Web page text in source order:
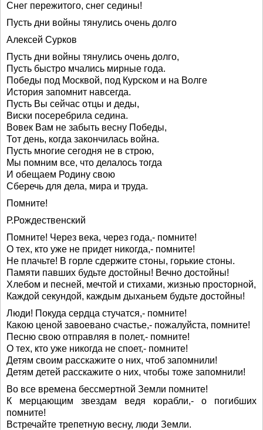
Снег пережитого, снег седины!
Пусть дни войны тянулись очень долго
Алексей Сурков
Пусть дни войны тянулись очень долго,
Пусть быстро мчались мирные года.
Победы под Москвой, под Курском и на Волге
История запомнит навсегда.
Пусть Вы сейчас отцы и деды,
Виски посеребрила седина.
Вовек Вам не забыть весну Победы,
Тот день, когда закончилась война.
Пусть многие сегодня не в строю,
Мы помним все, что делалось тогда
И обещаем Родину свою
Сберечь для дела, мира и труда.
Помните!
Р.Рождественский
Помните! Через века, через года,- помните!
О тех, кто уже не придет никогда,- помните!
Не плачьте! В горле сдержите стоны, горькие стоны.
Памяти павших будьте достойны! Вечно достойны!
Хлебом и песней, мечтой и стихами, жизнью просторной,
Каждой секундой, каждым дыханьем будьте достойны!
Люди! Покуда сердца стучатся,- помните!
Какою ценой завоевано счастье,- пожалуйста, помните!
Песню свою отправляя в полет,- помните!
О тех, кто уже никогда не споет,- помните!
Детям своим расскажите о них, чтоб запомнили!
Детям детей расскажите о них, чтобы тоже запомнили!
Во все времена бессмертной Земли помните!
К мерцающим звездам ведя корабли,- о погибших
помните!
Встречайте трепетную весну, люди Земли.